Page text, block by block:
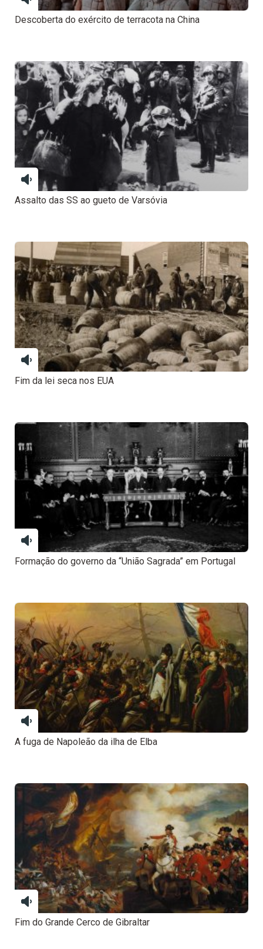
Descoberta do exército de terracota na China
Assalto das SS ao gueto de Varsóvia
Fim da lei seca nos EUA
Formação do governo da “União Sagrada” em Portugal
A fuga de Napoleão da ilha de Elba
Fim do Grande Cerco de Gibraltar